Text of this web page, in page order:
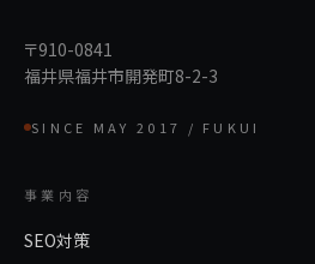
〒910-0841
福井県福井市開発町8-2-3
SINCE MAY 2017 / FUKUI
事業内容
SEO対策